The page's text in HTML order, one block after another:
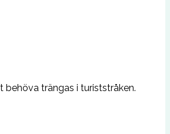
trängas i turiststråken.